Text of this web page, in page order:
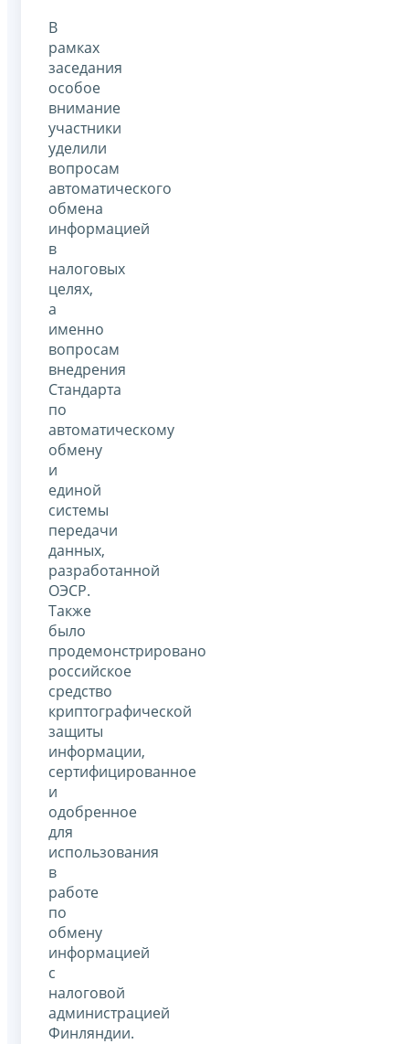
В
рамках
заседания
особое
внимание
участники
уделили
вопросам
автоматического
обмена
информацией
в
налоговых
целях,
а
именно
вопросам
внедрения
Стандарта
по
автоматическому
обмену
и
единой
системы
передачи
данных,
разработанной
ОЭСР.
Также
было
продемонстрировано
российское
средство
криптографической
защиты
информации,
сертифицированное
и
одобренное
для
использования
в
работе
по
обмену
информацией
с
налоговой
администрацией
Финляндии.